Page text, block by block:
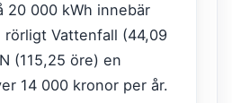
20 000 kWh innebär
rörligt Vattenfall (44,09
(115,25 öre) en
14 000 kronor per år.